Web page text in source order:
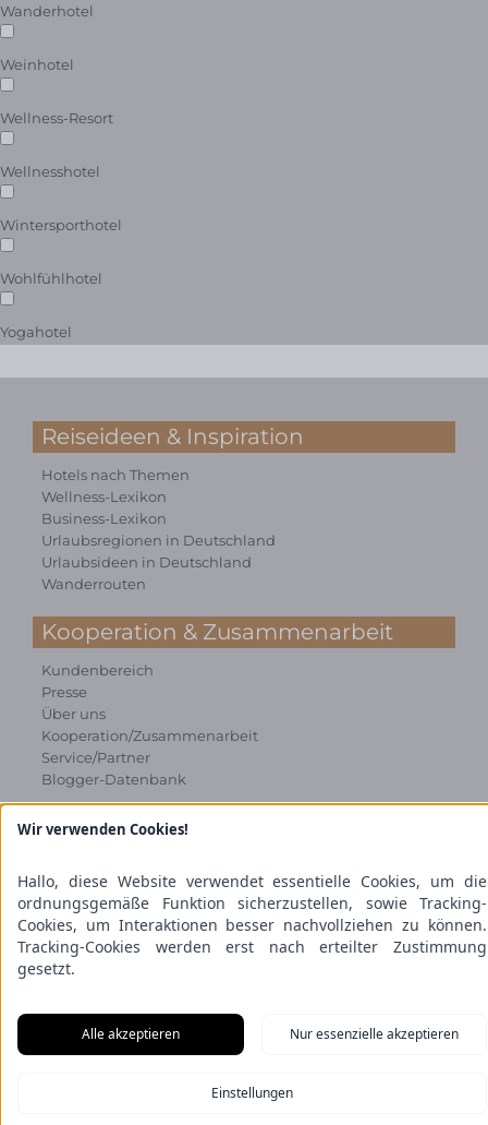
Wanderhotel
Weinhotel
Wellness-Resort
Wellnesshotel
Wintersporthotel
Wohlfühlhotel
Yogahotel
Reiseideen & Inspiration
Hotels nach Themen
Wellness-Lexikon
Business-Lexikon
Urlaubsregionen in Deutschland
Urlaubsideen in Deutschland
Wanderrouten
Kooperation & Zusammenarbeit
Kundenbereich
Presse
Über uns
Kooperation/Zusammenarbeit
Service/Partner
Blogger-Datenbank
Rechtliches
Datenschutz
Nutzungsbestimmungen
Genuss Club
Wir verwenden Cookies!
Hallo, diese Website verwendet essentielle Cookies, um die
ordnungsgemäße Funktion sicherzustellen, sowie Tracking-
Cookies, um Interaktionen besser nachvollziehen zu können.
Tracking-Cookies werden erst nach erteilter Zustimmung
gesetzt.
Alle akzeptieren Nur essenzielle akzeptieren
Einstellungen